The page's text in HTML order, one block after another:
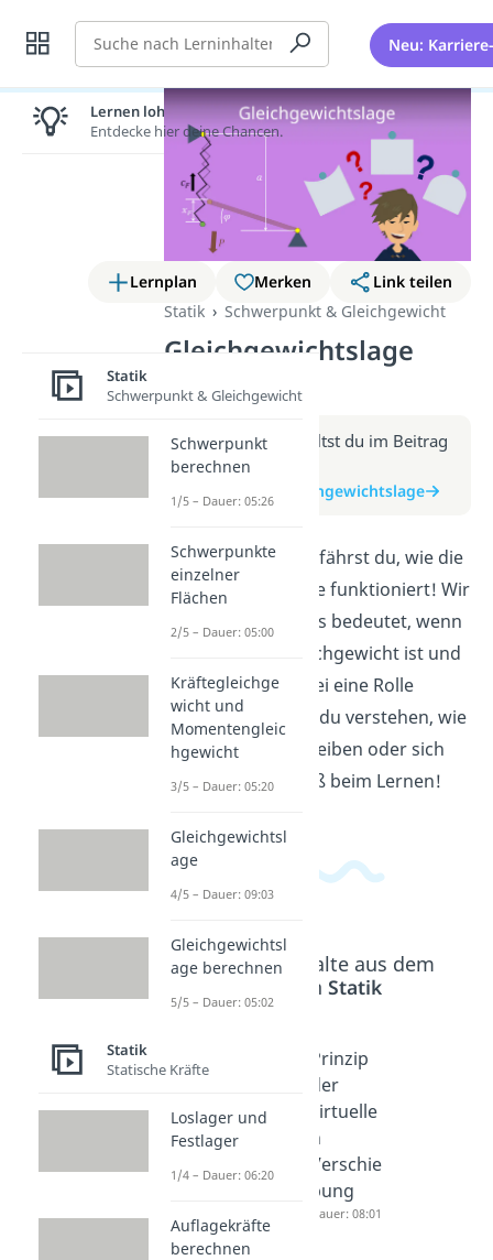
Suche Neu:
Lernplan Merken
Link teilen
Statik
Schwerpunkt & Gleichgewicht
Gleichgewichtslage
(Video)
Weitere Infos erhältst du im Beitrag
zum Video
zum Beitrag: Gleichgewichtslage
In diesem Video erfährst du, wie die
Gleichgewichtslage funktioniert! Wir
erklären dir, was es bedeutet, wenn
ein Körper im Gleichgewicht ist und
welche Kräfte dabei eine Rolle
spielen. So kannst du verstehen, wie
Objekte in Ruhe bleiben oder sich
bewegen. Viel Spaß beim Lernen!
Beliebte Inhalte aus dem
BereichStatik
Loslager
Festlage berechn
en
Prinzip
der
virtuelle
n
Verschie
bung
Dauer: 08:01
Lernen lohnt sich!
Entdecke hier deine Chancen.
Statik
Schwerpunkt & Gleichgewicht
Schwerpunkt
berechnen
1/5 – Dauer: 05:26
Schwerpunkte
einzelner
Flächen
2/5 – Dauer: 05:00
Kräftegleichge
wicht und
Momentengleic
hgewicht
3/5 – Dauer: 05:20
Gleichgewichtsl
age
4/5 – Dauer: 09:03
Gleichgewichtsl
age berechnen
5/5 – Dauer: 05:02
Statik
Statische Kräfte
Loslager und
Festlager
1/4 – Dauer: 06:20
Auflagekräfte
berechnen